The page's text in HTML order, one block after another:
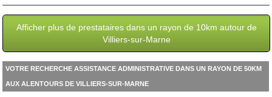
Afficher plus de prestataires dans un rayon de 10km autour de
Villiers-sur-Marne
VOTRE RECHERCHE ASSISTANCE ADMINISTRATIVE DANS UN RAYON DE 50KM
AUX ALENTOURS DE VILLIERS-SUR-MARNE